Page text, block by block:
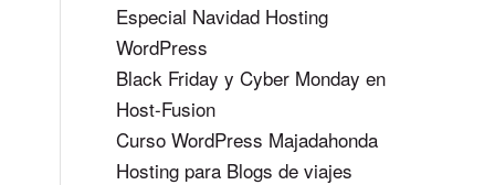
Especial Navidad Hosting
WordPress
Black Friday y Cyber Monday en
Host-Fusion
Curso WordPress Majadahonda
Hosting para Blogs de viajes